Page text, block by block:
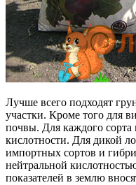
Лучше всего подходят
участки. Кроме того для
почвы. Для каждого
кислотности. Для дикой
импортных сортов и
нейтральной
показателей в землю